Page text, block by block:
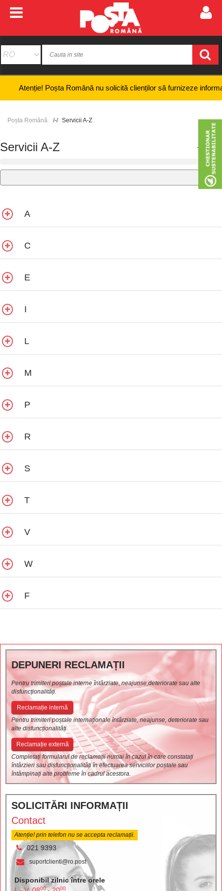
Poșta Română nu solicită clienților să furnizeze informații
Poșta Română Servicii A-Z
Servicii A-Z +
A
C
E
I
L
M
P
R
S
T
V
W
F
DEPUNERI RECLAMAȚII
Pentru trimiteri poștale interne întârziate, neajunse,deteriorate sau alte
disfuncționalități.
Reclamație internă
Pentru trimiteri poștale internaționale întârziate, neajunse, deteriorate sau
alte disfuncționalități
Reclamație externă
Completați formularul de reclamații numai în cazul în care constatați
întârzieri sau disfuncționalități în efectuarea serviciilor poștale sau
întâmpinați alte probleme în cadrul acestora.
SOLICITĂRI INFORMAȚII
Contact
Atenție! prin telefon nu se accepta reclamații.
021 9393
suportclienti@ro.post
Disponibil zilnic între orele
00 00